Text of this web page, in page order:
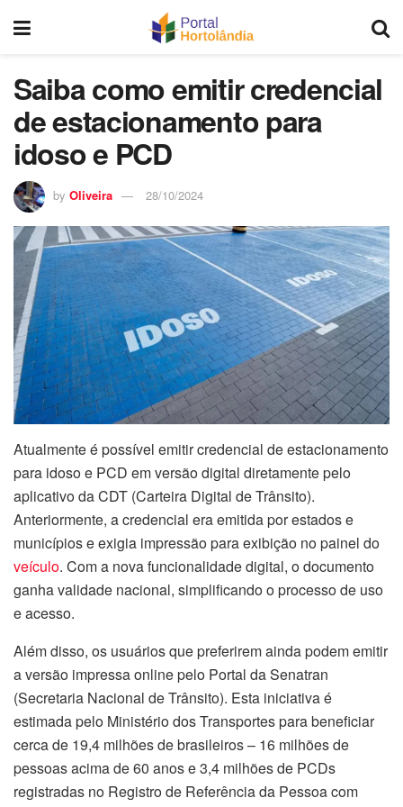
Saiba como emitir credencial
de estacionamento para
idoso e PCD
by Oliveira 28/10/2024
Atualmente é possível emitir credencial de estacionamento
para idoso e PCD em versão digital diretamente pelo
aplicativo da CDT (Carteira Digital de Trânsito).
Anteriormente, a credencial era emitida por estados e
municípios e exigia impressão para exibição no painel do
veículo. Com a nova funcionalidade digital, o documento
ganha validade nacional, simplificando o processo de uso
e acesso.
Além disso, os usuários que preferirem ainda podem emitir
a versão impressa online pelo Portal da Senatran
(Secretaria Nacional de Trânsito). Esta iniciativa é
estimada pelo Ministério dos Transportes para beneficiar
cerca de 19,4 milhões de brasileiros – 16 milhões de
pessoas acima de 60 anos e 3,4 milhões de PCDs
registradas no Registro de Referência da Pessoa com